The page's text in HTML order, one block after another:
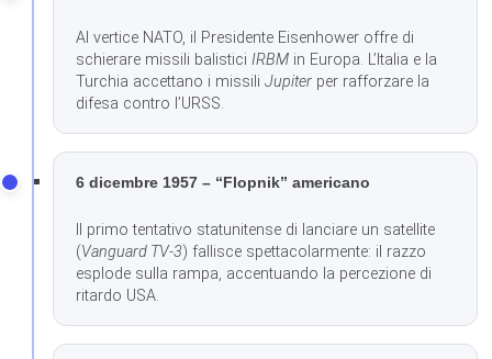
Al vertice NATO, il Presidente Eisenhower offre di
schierare missili balisticiIRBM in Europa. L’Italia e la
Turchia accettano i missiliJupiter per rafforzare la
difesa contro l’URSS.
6 dicembre 1957 – “Flopnik” americano
Il primo tentativo statunitense di lanciare un satellite
(Vanguard TV-3) fallisce spettacolarmente: il razzo
esplode sulla rampa, accentuando la percezione di
ritardo USA.